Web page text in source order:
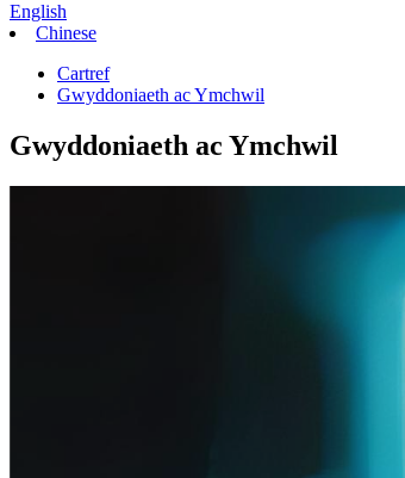
English
Chinese
Cartref
Gwyddoniaeth ac Ymchwil
Gwyddoniaeth ac Ymchwil